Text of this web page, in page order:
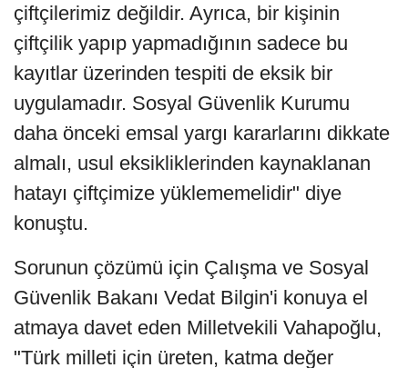
çiftçilerimiz değildir. Ayrıca, bir kişinin
çiftçilik yapıp yapmadığının sadece bu
kayıtlar üzerinden tespiti de eksik bir
uygulamadır. Sosyal Güvenlik Kurumu
daha önceki emsal yargı kararlarını dikkate
almalı, usul eksikliklerinden kaynaklanan
hatayı çiftçimize yüklememelidir" diye
konuştu.
Sorunun çözümü için Çalışma ve Sosyal
Güvenlik Bakanı Vedat Bilgin'i konuya el
atmaya davet eden Milletvekili Vahapoğlu,
"Türk milleti için üreten, katma değer